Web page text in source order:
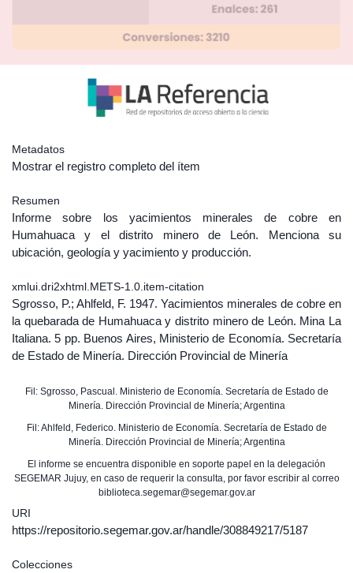
Metadatos
Mostrar el registro completo del ítem
Resumen
Informe sobre los yacimientos minerales de cobre en
Humahuaca y el distrito minero de León. Menciona su
ubicación, geología y yacimiento y producción.
xmlui.dri2xhtml.METS-1.0.item-citation
Sgrosso, P.; Ahlfeld, F. 1947. Yacimientos minerales de cobre en
la quebarada de Humahuaca y distrito minero de León. Mina La
Italiana. 5 pp. Buenos Aires, Ministerio de Economía. Secretaría
de Estado de Minería. Dirección Provincial de Minería
Fil: Sgrosso, Pascual. Ministerio de Economía. Secretaría de Estado de
Minería. Dirección Provincial de Minería; Argentina
Fil: Ahlfeld, Federico. Ministerio de Economía. Secretaría de Estado de
Minería. Dirección Provincial de Minería; Argentina
El informe se encuentra disponible en soporte papel en la delegación
SEGEMAR Jujuy, en caso de requerir la consulta, por favor escribir al correo
biblioteca.segemar@segemar.gov.ar
URI
https://repositorio.segemar.gov.ar/handle/308849217/5187
Colecciones